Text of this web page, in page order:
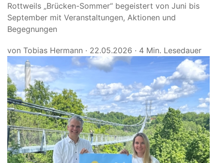
Rottweils „Brücken-Sommer“ begeistert von Juni bis
September mit Veranstaltungen, Aktionen und
Begegnungen
von Tobias Hermann · 22.05.2026 · 4 Min. Lesedauer